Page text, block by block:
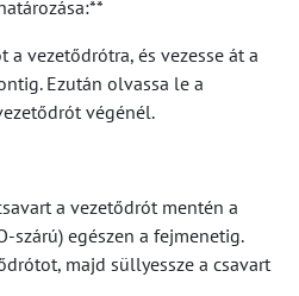
a vezetődrótra, és vezesse át a
Ezután olvassa le a
végénél.
a vezetődrót mentén a
szárú) egészen a fejmenetig.
majd süllyessze a csavart